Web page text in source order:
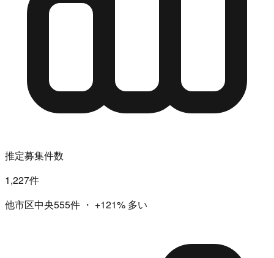
推定募集件数
1,227件
他市区中央555件 ・ +121% 多い